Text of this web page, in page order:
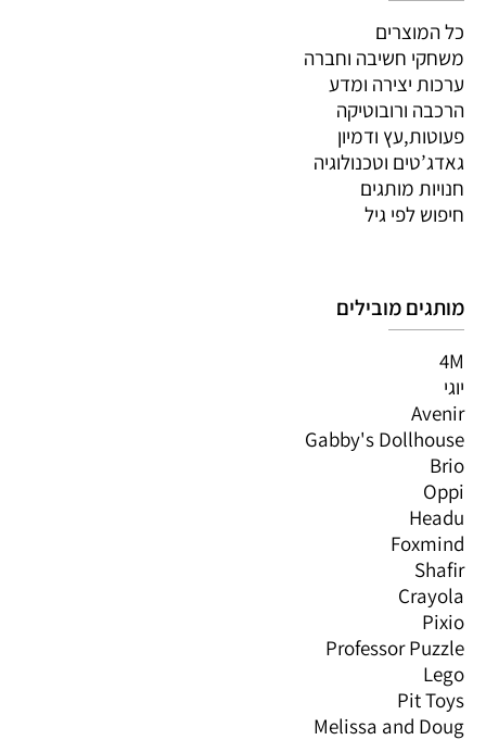
כל המוצרים
משחקי חשיבה וחברה
ערכות יצירה ומדע
הרכבה ורובוטיקה
פעוטות,עץ ודמיון
גאדג’טים וטכנולוגיה
חנויות מותגים
חיפוש לפי גיל
מותגים מובילים
4M
יוגי
Avenir
Gabby's Dollhouse
Brio
Oppi
Headu
Foxmind
Shafir
Crayola
Pixio
Professor Puzzle
Lego
Pit Toys
Melissa and Doug